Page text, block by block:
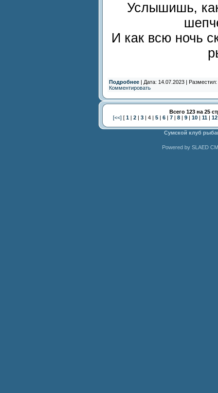
Услышишь,
И как всю ночь
Подробнее | Дата: 14.07.2023 | Разместил:
Комментировать
Всего 123 на 25
[<<][1 |2 |3 | 4 |5 |6 |7 |8 |9 |10 |11 |12
Сумской клуб
Powered by SLAED